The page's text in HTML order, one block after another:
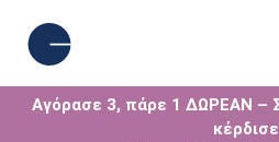
Αγόρασε 3, πάρε 1 ΔΩΡΕΑΝ –
κέρδισε